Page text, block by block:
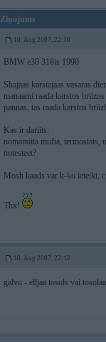
Ziņojums
10. Aug 2007, 22:10
BMW e30 318is 1990
Shajaas karstajaas vasaras
manaami raada karstos
pannas, tas raada karstos
Kas ir dariits:
nomainiita mufta, termostats,
notesteet?
Mosh kaads var k-ko ieteikt,
Thx!
10. Aug 2007, 22:12
galvu - elljaa tosols vai